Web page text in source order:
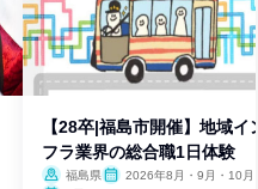
【28卒|福島市開催】地域イ
フラ業界の総合職1日体験
福島県
2026年8月・9月・10月